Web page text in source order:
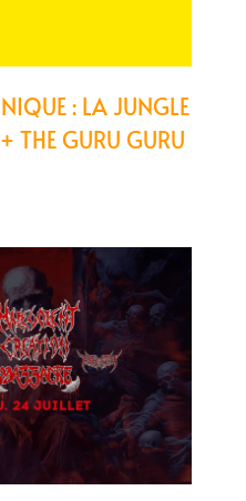
: LA JUNGLE
THE GURU GURU